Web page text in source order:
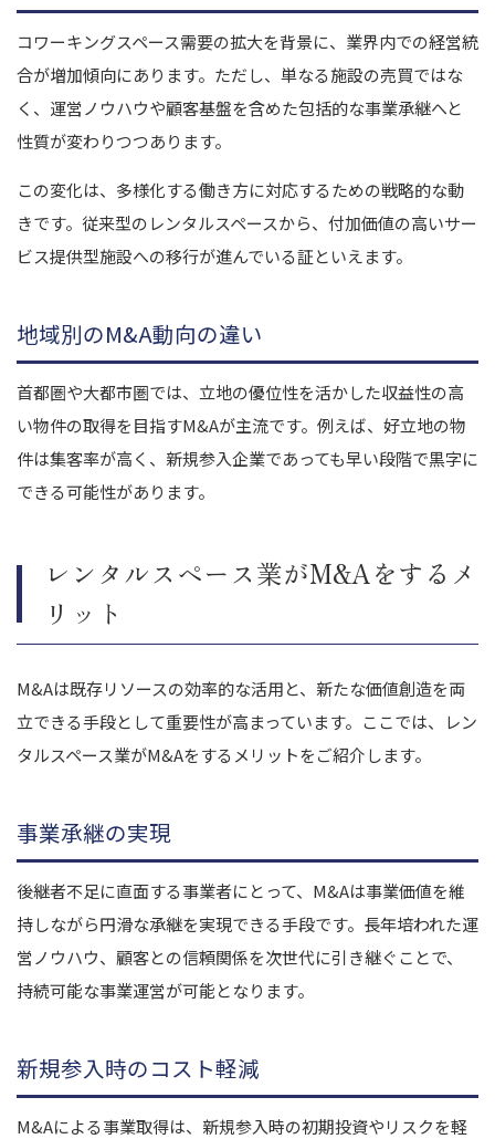
コワーキングスペース需要の拡大を背景に、業界内での経営統
合が増加傾向にあります。ただし、単なる施設の売買ではな
く、運営ノウハウや顧客基盤を含めた包括的な事業承継へと
性質が変わりつつあります。
この変化は、多様化する働き方に対応するための戦略的な動
きです。従来型のレンタルスペースから、付加価値の高いサー
ビス提供型施設への移行が進んでいる証といえます。
地域別のM&A動向の違い
首都圏や大都市圏では、立地の優位性を活かした収益性の高
い物件の取得を目指すM&Aが主流です。例えば、好立地の物
件は集客率が高く、新規参入企業であっても早い段階で黒字に
できる可能性があります。
レンタルスペース業がM&Aをするメ
リット
M&Aは既存リソースの効率的な活用と、新たな価値創造を両
立できる手段として重要性が高まっています。ここでは、レン
タルスペース業がM&Aをするメリットをご紹介します。
事業承継の実現
後継者不足に直面する事業者にとって、M&Aは事業価値を維
持しながら円滑な承継を実現できる手段です。長年培われた運
営ノウハウ、顧客との信頼関係を次世代に引き継ぐことで、
持続可能な事業運営が可能となります。
新規参入時のコスト軽減
M&Aによる事業取得は、新規参入時の初期投資やリスクを軽